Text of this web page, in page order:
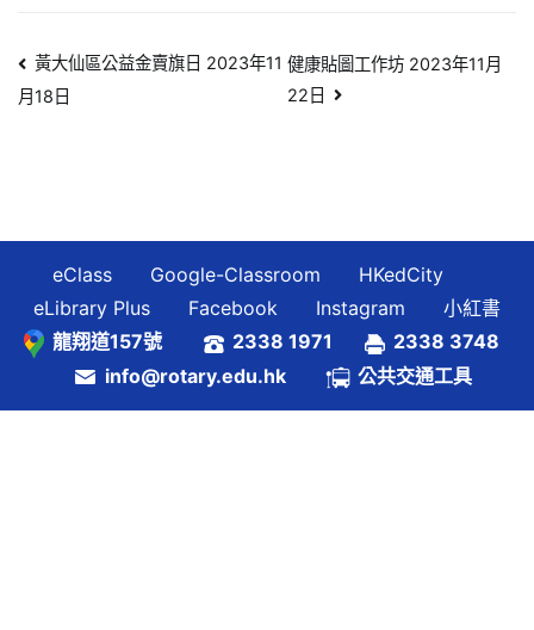
文
章
黃大仙區公益金賣旗日 2023年11
月18日
健康貼圖工作坊 2023年11月
22日
eClass Google-Classroom
HKedCity
eLibrary Plus
Facebook Instagram
小紅書
龍翔道157號
2338 1971
2338 3748
info@rotary.edu.hk
公共交通工具